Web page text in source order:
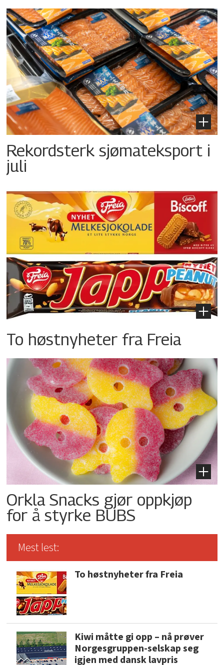
Rekordsterk sjømateksport i
juli
To høstnyheter fra Freia
Orkla Snacks gjør oppkjøp
for å styrke BUBS
Mest lest:
To høstnyheter fra Freia
Kiwi måtte gi opp – nå prøver
Norgesgruppen-selskap seg
igjen med dansk lavpris